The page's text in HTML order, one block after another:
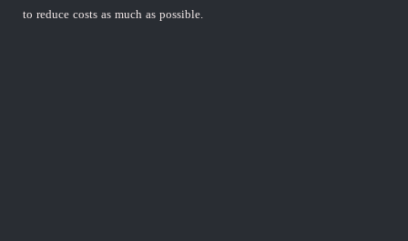
to reduce costs as much as possible.